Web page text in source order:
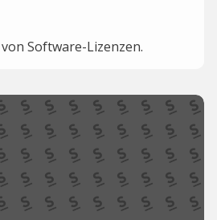
Software-Lizenzen.